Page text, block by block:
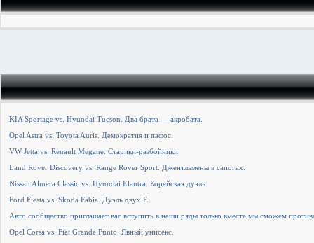
KIA Sportage vs. Hyundai Tucson. Два брата — акробата.
Opel Astra vs. Toyota Auris. Демократия и пафос.
VW Jetta vs. Renault Megane. Старики-разбойники.
Land Rover Discovery vs. Range Rover Sport. Джентльмены в сапогах.
Nissan Almera Classic vs. Hyundai Elantra. Корейская дуэль.
Ford Fiesta vs. Skoda Fabia. Дуэль двух F.
Авто сообщество приглашает вас вступить в наши ряды только вместе мы сможем
Opel Corsa vs. Fiat Grande Punto. Явный унисекс.